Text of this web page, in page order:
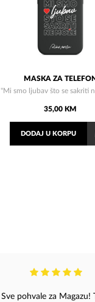
MASKA ZA TELEFON
"Mi smo ljubav što se sakriti
35,00 KM
DODAJ U KORPU
Sve pohvale za Magazu!